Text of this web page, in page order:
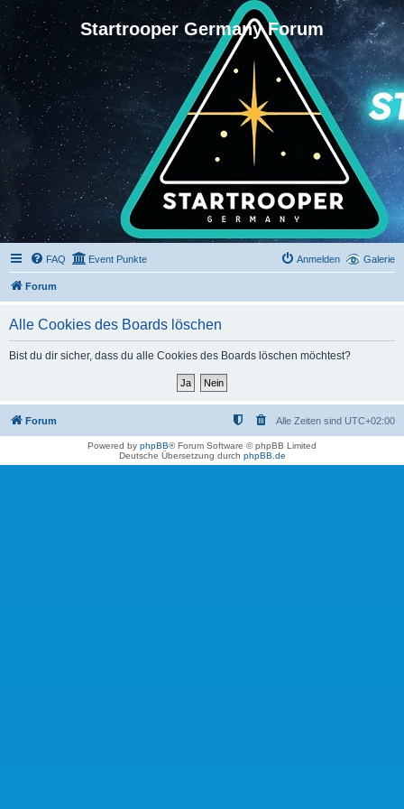
Startrooper Germany Forum
Galerie
FAQ Event Punkte Anmelden
Forum
Alle Cookies des Boards löschen
Bist du dir sicher, dass du alle Cookies des Boards löschen möchtest?
Forum Alle Zeiten sind UTC+02:00
Powered by phpBB® Forum Software © phpBB Limited
Deutsche Übersetzung durch phpBB.de